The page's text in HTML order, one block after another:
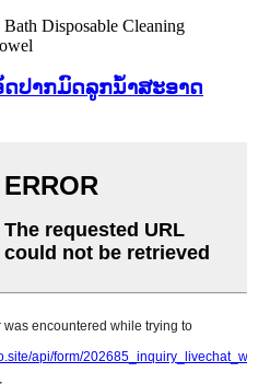
ປາກມົດລູກນໍ້າສະອາດ
ຮມການເດີນທາງ
Bath ...